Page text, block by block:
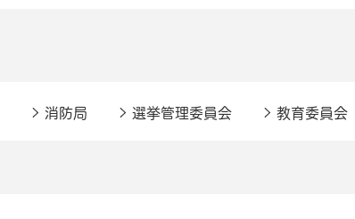
消防局 選挙管理委員会 教育委員会